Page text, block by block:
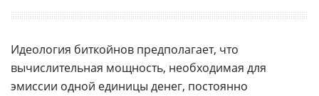
Идеология биткойнов предполагает, что
вычислительная мощность, необходимая для
эмиссии одной единицы денег, постоянно